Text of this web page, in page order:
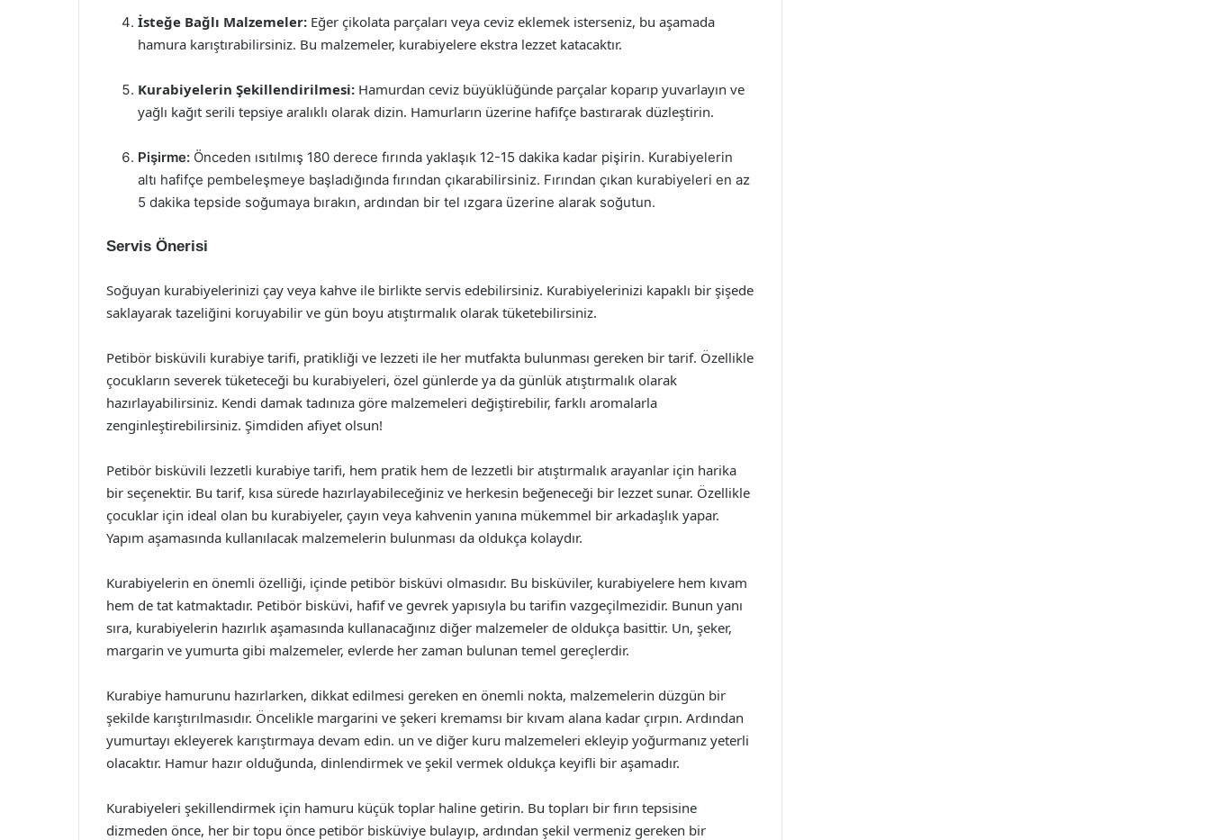
İsteğe Bağlı Malzemeler: Eğer çikolata parçaları veya ceviz eklemek isterseniz, bu aşamada
hamura karıştırabilirsiniz. Bu malzemeler, kurabiyelere ekstra lezzet katacaktır.
Kurabiyelerin Şekillendirilmesi: Hamurdan ceviz büyüklüğünde parçalar koparıp yuvarlayın ve
yağlı kağıt serili tepsiye aralıklı olarak dizin. Hamurların üzerine hafifçe bastırarak düzleştirin.
Pişirme: Önceden ısıtılmış 180 derece fırında yaklaşık 12-15 dakika kadar pişirin. Kurabiyelerin
altı hafifçe pembeleşmeye başladığında fırından çıkarabilirsiniz. Fırından çıkan kurabiyeleri en az
5 dakika tepside soğumaya bırakın, ardından bir tel ızgara üzerine alarak soğutun.
Servis Önerisi
Soğuyan kurabiyelerinizi çay veya kahve ile birlikte servis edebilirsiniz. Kurabiyelerinizi kapaklı bir şişede
saklayarak tazeliğini koruyabilir ve gün boyu atıştırmalık olarak tüketebilirsiniz.
Petibör bisküvili kurabiye tarifi, pratikliği ve lezzeti ile her mutfakta bulunması gereken bir tarif. Özellikle
çocukların severek tüketeceği bu kurabiyeleri, özel günlerde ya da günlük atıştırmalık olarak
hazırlayabilirsiniz. Kendi damak tadınıza göre malzemeleri değiştirebilir, farklı aromalarla
zenginleştirebilirsiniz. Şimdiden afiyet olsun!
Petibör bisküvili lezzetli kurabiye tarifi, hem pratik hem de lezzetli bir atıştırmalık arayanlar için harika
bir seçenektir. Bu tarif, kısa sürede hazırlayabileceğiniz ve herkesin beğeneceği bir lezzet sunar. Özellikle
çocuklar için ideal olan bu kurabiyeler, çayın veya kahvenin yanına mükemmel bir arkadaşlık yapar.
Yapım aşamasında kullanılacak malzemelerin bulunması da oldukça kolaydır.
Kurabiyelerin en önemli özelliği, içinde petibör bisküvi olmasıdır. Bu bisküviler, kurabiyelere hem kıvam
hem de tat katmaktadır. Petibör bisküvi, hafif ve gevrek yapısıyla bu tarifin vazgeçilmezidir. Bunun yanı
sıra, kurabiyelerin hazırlık aşamasında kullanacağınız diğer malzemeler de oldukça basittir. Un, şeker,
margarin ve yumurta gibi malzemeler, evlerde her zaman bulunan temel gereçlerdir.
Kurabiye hamurunu hazırlarken, dikkat edilmesi gereken en önemli nokta, malzemelerin düzgün bir
şekilde karıştırılmasıdır. Öncelikle margarini ve şekeri kremamsı bir kıvam alana kadar çırpın. Ardından
yumurtayı ekleyerek karıştırmaya devam edin. un ve diğer kuru malzemeleri ekleyip yoğurmanız yeterli
olacaktır. Hamur hazır olduğunda, dinlendirmek ve şekil vermek oldukça keyifli bir aşamadır.
Kurabiyeleri şekillendirmek için hamuru küçük toplar haline getirin. Bu topları bir fırın tepsisine
dizmeden önce, her bir topu önce petibör bisküviye bulayıp, ardından şekil vermeniz gereken bir